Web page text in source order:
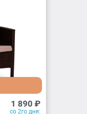
1 890 ₽
со 2го дня: